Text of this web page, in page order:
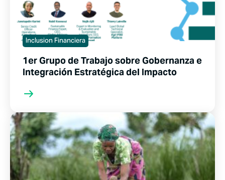
Inclusion Financiera
1er Grupo de Trabajo sobre Gobernanza e
Integración Estratégica del Impacto